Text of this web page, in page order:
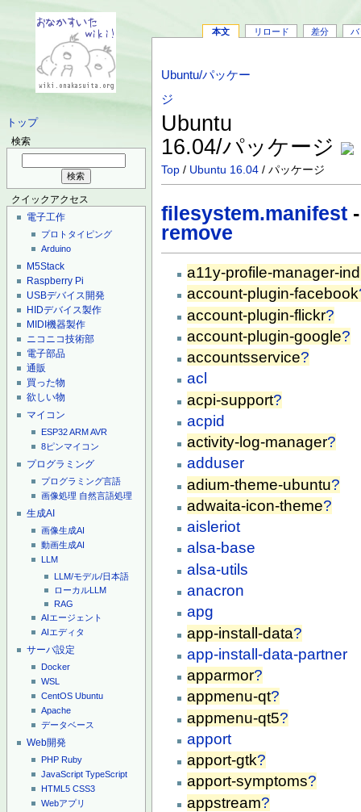
トップ
検索
クイックアクセス
電子工作
プロトタイピング
Arduino
M5Stack
Raspberry Pi
USBデバイス開発
HIDデバイス製作
MIDI機器製作
ニコニコ技術部
電子部品
通販
買った物
欲しい物
マイコン
ESP32ARMAVR
8ピンマイコン
プログラミング
プログラミング言語
画像処理 自然言語処理
生成AI
画像生成AI
動画生成AI
LLM
LLM/モデル/日本語
ローカルLLM
RAG
AIエージェント
AIエディタ
サーバ設定
Docker
WSL
CentOS Ubuntu
Apache
データベース
Web開発
PHP Ruby
JavaScript TypeScript
HTML5 CSS3
Webアプリ
本文 リロード 差分 バ
Ubuntu/パッケー
ジ
Ubuntu
16.04/パッケージ
Top / Ubuntu 16.04 / パッケージ
filesystem.manifest
remove
a11y-profile-manager-
account-plugin-facebook
account-plugin-flickr?
account-plugin-google?
accountsservice?
acl
acpi-support?
acpid
activity-log-manager?
adduser
adium-theme-ubuntu?
adwaita-icon-theme?
aisleriot
alsa-base
alsa-utils
anacron
apg
app-install-data?
app-install-data-partner
apparmor?
appmenu-qt?
appmenu-qt5?
apport
apport-gtk?
apport-symptoms?
appstream?